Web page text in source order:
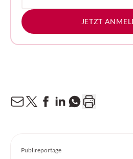
JETZT
Publireportage